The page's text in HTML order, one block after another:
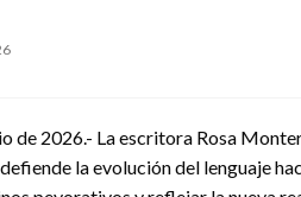
de 2026.- La escritora Rosa
defiende la evolución del lenguaje